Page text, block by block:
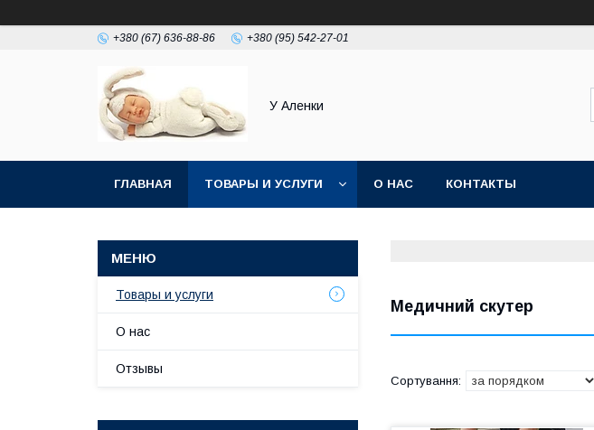
+380 (67) 636-88-86 +380 (95) 542-27-01
У Аленки
ГЛАВНАЯ ТОВАРЫ И УСЛУГИ О НАС КОНТАКТЫ
Медичний скутер
Товары и услуги
О нас
Отзывы